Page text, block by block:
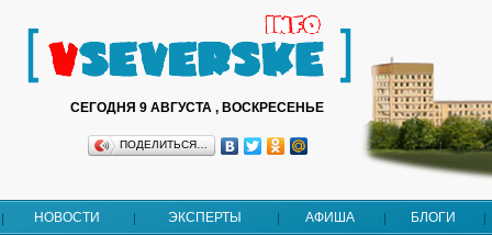
СЕГОДНЯ 9 АВГУСТА , ВОСКРЕСЕНЬЕ
ПОДЕЛИТЬСЯ…
НОВОСТИ ЭКСПЕРТЫ АФИША БЛОГИ